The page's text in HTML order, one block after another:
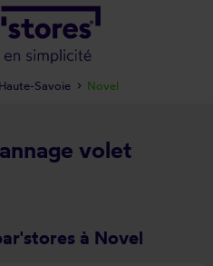
volet
à Novel
Haute-Savoie Novel